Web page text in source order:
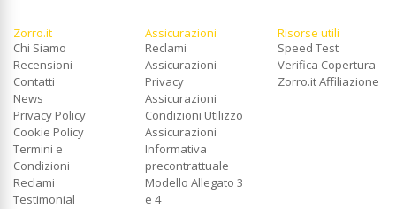
Zorro.it
Chi Siamo
Recensioni
Contatti
News
Privacy Policy
Cookie Policy
Termini e
Condizioni
Reclami
Testimonial
Assicurazioni
Reclami
Assicurazioni
Privacy
Assicurazioni
Condizioni Utilizzo
Assicurazioni
Informativa
precontrattuale
Modello Allegato 3
e 4
Risorse utili
Speed Test
Verifica Copertura
Zorro.it Affiliazione